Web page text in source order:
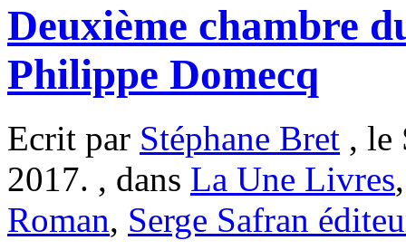
Deuxième chambre
Philippe Domecq
Ecrit par Stéphane Bret , le
2017. , dans La Une Livres
Roman, Serge Safran